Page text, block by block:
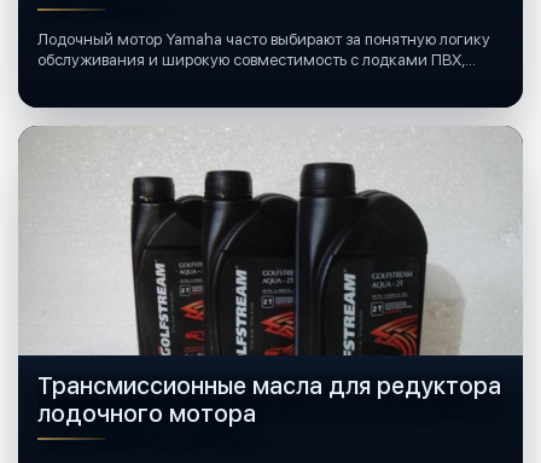
Лодочный мотор Yamaha часто выбирают за понятную логику
обслуживания и широкую совместимость с лодками ПВХ,
Трансмиссионные масла для редуктора
лодочного мотора